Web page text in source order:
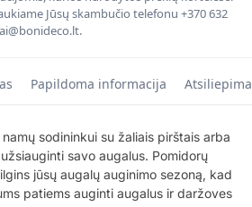
Jūsų skambučio telefonu +370 632
Papildoma informacija
sodininkui su žaliais pirštais arba
savo augalus. Pomidorų
jūsų augalų auginimo sezoną, kad
patiems auginti augalus ir daržoves